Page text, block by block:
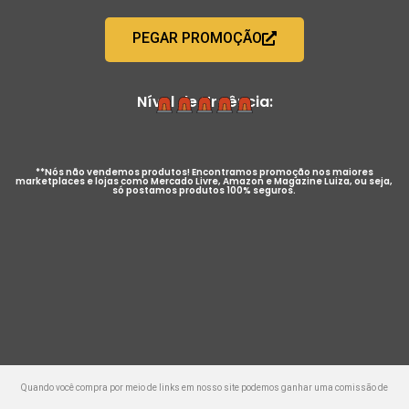
PEGAR PROMOÇÃO
Nível de Urgência:
**Nós não vendemos produtos! Encontramos promoção nos maiores
marketplaces e lojas como Mercado Livre, Amazon e Magazine Luiza, ou seja,
só postamos produtos 100% seguros.
Quando você compra por meio de links em nosso site podemos ganhar uma comissão de